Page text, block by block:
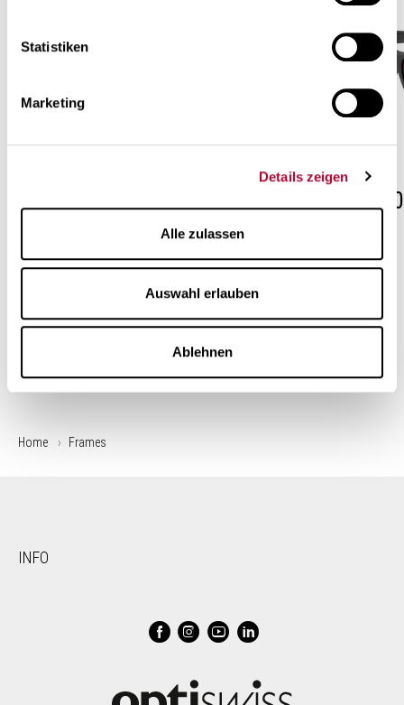
Statistiken
Marketing
Details zeigen
Alle zulassen
Auswahl erlauben
Ablehnen
Home Frames
INFO